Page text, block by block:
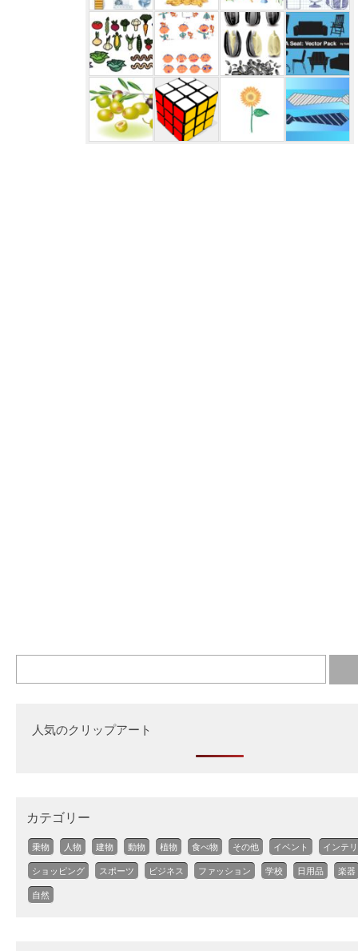
人気のクリップアート
カテゴリー
乗物 人物 建物 動物 植物 食べ物 その他 イベント インテ
ショッピング スポーツ ビジネス ファッション 学校 日用品 楽器
自然